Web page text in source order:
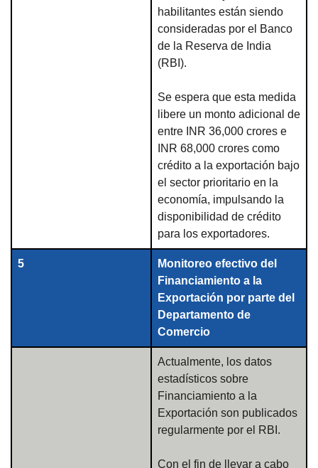
habilitantes están siendo
consideradas por el Banco
de la Reserva de India
(RBI).
Se espera que esta medida
libere un monto adicional de
entre INR 36,000 crores e
INR 68,000 crores como
crédito a la exportación bajo
el sector prioritario en la
economía, impulsando la
disponibilidad de crédito
para los exportadores.
5
Monitoreo efectivo del
Financiamiento a la
Exportación por parte del
Departamento de
Comercio
Actualmente, los datos
estadísticos sobre
Financiamiento a la
Exportación son publicados
regularmente por el RBI.
Con el fin de llevar a cabo